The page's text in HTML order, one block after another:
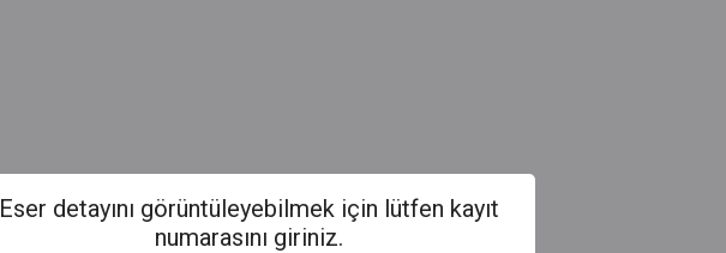
Eser detayını görüntüleyebilmek için lütfen kayıt
numarasını giriniz.